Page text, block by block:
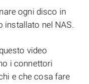
ogni disco in
installato nel NAS.
video
i connettori
e che cosa fare